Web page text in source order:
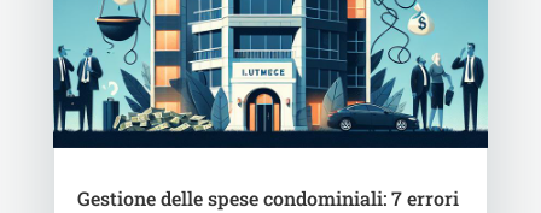
Gestione delle spese condominiali: 7 errori